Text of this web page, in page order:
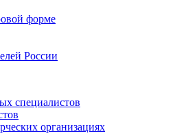
форме
России
специалистов
организациях